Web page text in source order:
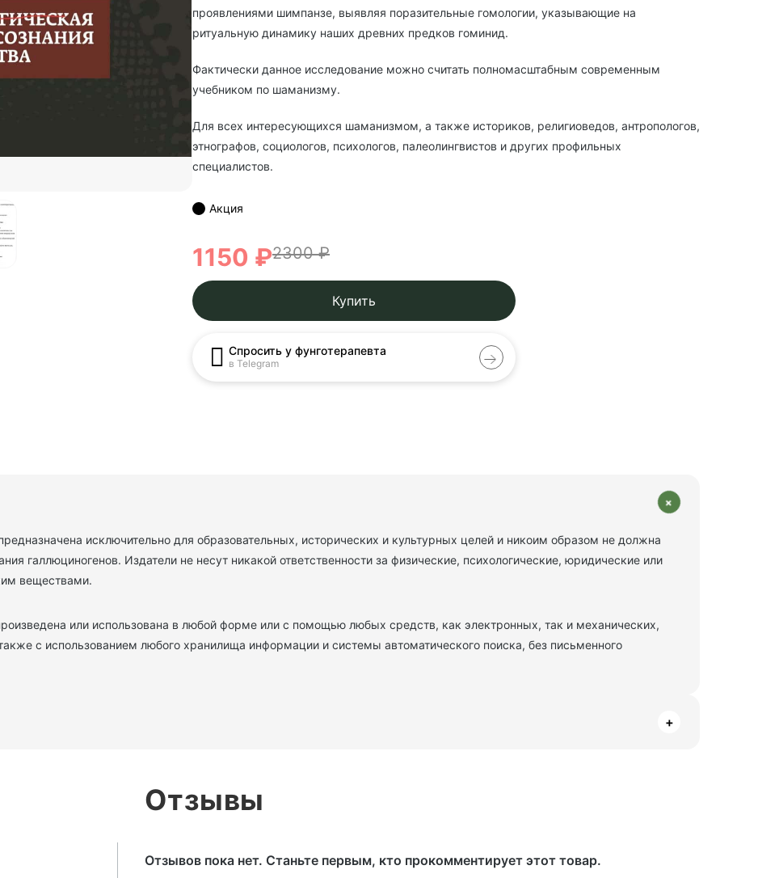
проявлениями шимпанзе, выявляя поразительные гомологии, указывающие на
ритуальную динамику наших древних предков гоминид.
Фактически данное исследование можно считать полномасштабным современным
учебником по шаманизму.
Для всех интересующихся шаманизмом, а также историков, религиоведов, антропологов,
этнографов, социологов, психологов, палеолингвистов и других профильных
специалистов.
Акция
1150 ₽2300 ₽
Купить
Спросить у фунготерапевта
в Telegram
+
исключительно для образовательных, исторических и культурных целей и никоим образом не должна
галлюциногенов. Издатели не несут никакой ответственности за физические, психологические, юридические или
веществами.
или использована в любой форме или с помощью любых средств, как электронных, так и механических,
с использованием любого хранилища информации и системы автоматического поиска, без письменного
+
Отзывы
Отзывов пока нет. Станьте первым, кто прокомментирует этот товар.